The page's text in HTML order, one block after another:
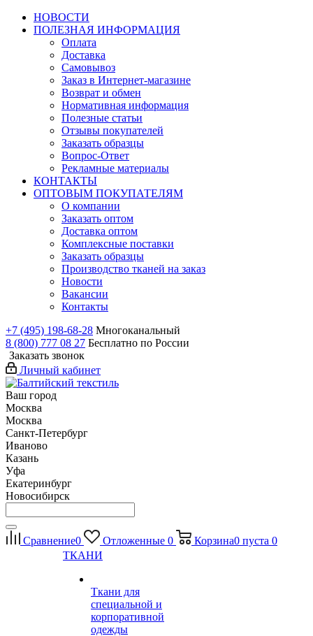
НОВОСТИ
ПОЛЕЗНАЯ ИНФОРМАЦИЯ
Оплата
Доставка
Самовывоз
Заказ в Интернет-магазине
Возврат и обмен
Нормативная информация
Полезные статьи
Отзывы покупателей
Заказать образцы
Вопрос-Ответ
Рекламные материалы
КОНТАКТЫ
ОПТОВЫМ ПОКУПАТЕЛЯМ
О компании
Заказать оптом
Доставка оптом
Комплексные поставки
Заказать образцы
Производство тканей на заказ
Новости
Вакансии
Контакты
+7 (495) 198-68-28 Многоканальный
8 (800) 777 08 27 Бесплатно по России
Заказать звонок
Личный кабинет
Ваш город
Москва
Москва
Санкт-Петербург
Иваново
Казань
Уфа
Екатеринбург
Новосибирск
Сравнение0 Отложенные 0 Корзина0 пуста 0
ТКАНИ
Ткани для
специальной и
корпоративной
одежды